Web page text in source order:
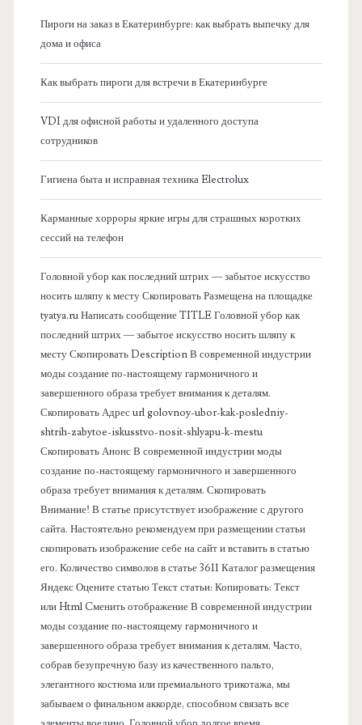
Пироги на заказ в Екатеринбурге: как выбрать выпечку для
дома и офиса
Как выбрать пироги для встречи в Екатеринбурге
VDI для офисной работы и удаленного доступа
сотрудников
Гигиена быта и исправная техника Electrolux
Карманные хорроры яркие игры для страшных коротких
сессий на телефон
Головной убор как последний штрих — забытое искусство
носить шляпу к месту Скопировать Размещена на площадке
tyatya.ru Написать сообщение TITLE Головной убор как
последний штрих — забытое искусство носить шляпу к
месту Скопировать Description В современной индустрии
моды создание по-настоящему гармоничного и
завершенного образа требует внимания к деталям.
Скопировать Адрес url golovnoy-ubor-kak-posledniy-
shtrih-zabytoe-iskusstvo-nosit-shlyapu-k-mestu
Скопировать Анонс В современной индустрии моды
создание по-настоящему гармоничного и завершенного
образа требует внимания к деталям. Скопировать
Внимание! В статье присутствует изображение с другого
сайта. Настоятельно рекомендуем при размещении статьи
скопировать изображение себе на сайт и вставить в статью
его. Количество символов в статье 3611 Каталог размещения
Яндекс Оцените статью Текст статьи: Копировать: Текст
или Html Cменить отображение В современной индустрии
моды создание по-настоящему гармоничного и
завершенного образа требует внимания к деталям. Часто,
собрав безупречную базу из качественного пальто,
элегантного костюма или премиального трикотажа, мы
забываем о финальном аккорде, способном связать все